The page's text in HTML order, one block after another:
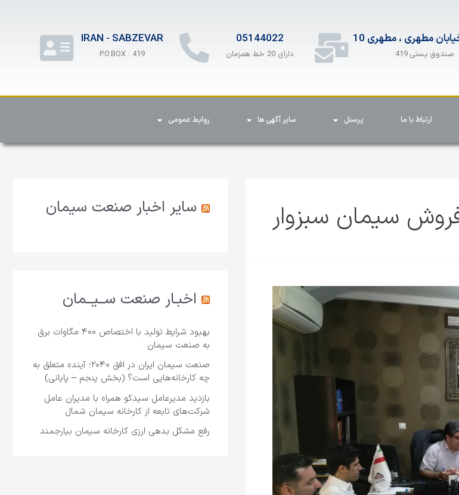
مطهری ، مطهری 10
صندوق پستی 419
05144022
دارای 20 خط همزمان
IRAN - SABZEVAR
P.O.BOX : 419
ارتباط با ما پرسنل سایر آگهی ها روابط عمومی
فروش سیمان سبزوار سایر اخبار صنعت سیمان
اخبـار صنعت ســیــمان
بهبود شرایط تولید با اختصاص ۴۰۰ مگاوات برق
به صنعت سیمان
صنعت سیمان ایران در افق ۲۰۴۰؛ آینده متعلق به
چه کارخانه‌هایی است؟ (بخش پنجم – پایانی)
بازدید مدیرعامل سیدکو همراه با مدیران عامل
شرکت‌های تابعه از کارخانه سیمان شمال
رفع مشکل بدهی ارزی کارخانه سیمان بیارجمند